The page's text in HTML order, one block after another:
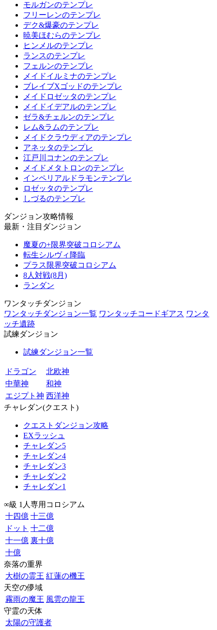
モルガンのテンプレ
フリーレンのテンプレ
デク&爆豪のテンプレ
暁美ほむらのテンプレ
ヒンメルのテンプレ
ランスのテンプレ
フェルンのテンプレ
メイドイルミナのテンプレ
ブレイブXゴッドのテンプレ
メイドロゼッタのテンプレ
メイドイデアルのテンプレ
ゼラ&チェルンのテンプレ
レム&ラムのテンプレ
メイドクラウディアのテンプレ
アネッタのテンプレ
江戸川コナンのテンプレ
メイドメタトロンのテンプレ
インペリアルドラモンテンプレ
ロゼッタのテンプレ
しづるのテンプレ
ダンジョン攻略情報
最新・注目ダンジョン
魔夏の+限界突破コロシアム
転生シルヴィ降臨
プラス限界突破コロシアム
8人対戦(8月)
ランダン
ワンタッチダンジョン
ワンタッチダンジョン一覧 ワンタッチコードギアス ワンタ
ッチ遺跡
試練ダンジョン
試練ダンジョン一覧
ドラゴン
北欧神
中華神
和神
エジプト神 西洋神
チャレダン(クエスト)
クエストダンジョン攻略
EXラッシュ
チャレダン5
チャレダン4
チャレダン3
チャレダン2
チャレダン1
∞級 1人専用コロシアム
十四億 十三億
ドット 十二億
十一億 裏十億
十億
奈落の重界
大樹の霊王 紅蓮の機王
天空の儚域
霧雨の魔王 風雲の龍王
守霊の天体
太陽の守護者